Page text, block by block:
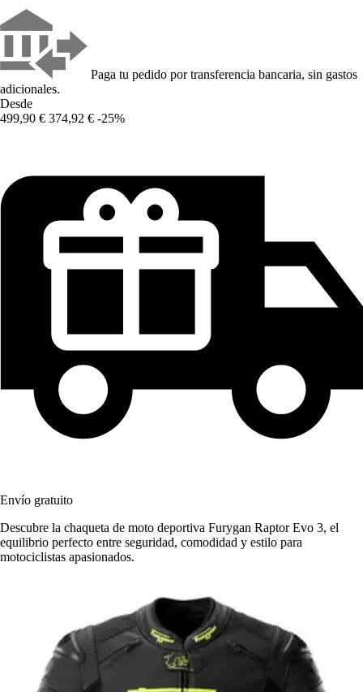
Paga tu pedido por transferencia bancaria, sin gastos
adicionales.
Desde
499,90 € 374,92 € -25%
Envío gratuito
Descubre la chaqueta de moto deportiva Furygan Raptor Evo 3, el
equilibrio perfecto entre seguridad, comodidad y estilo para
motociclistas apasionados.